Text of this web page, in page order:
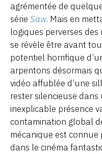
agrémentée de
série Saw. Mais en
logiques perverses
se révèle être avant
potentiel horrifique
arpentons désormais
vidéo affublée d’une
rester silencieuse
inexplicable présence
contamination global
mécanique est
dans le cinéma